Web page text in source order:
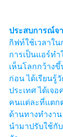
ประสบการณ์จ
กิฟท์ใช้เวลาใ
การเป็นแอร์ท
เห็นโลกกว้าง
ก่อน ได้เรียนรู้
ประเทศ ได้เจ
คนแต่ละที่แตก
ด้านทางทำงา
นำมาปรับใช้กั